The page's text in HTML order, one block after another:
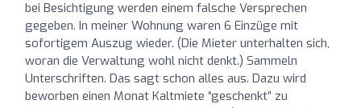
bei Besichtigung werden einem falsche Versprechen
gegeben. In meiner Wohnung waren 6 Einzüge mit
sofortigem Auszug wieder. (Die Mieter unterhalten sich,
woran die Verwaltung wohl nicht denkt.) Sammeln
Unterschriften. Das sagt schon alles aus. Dazu wird
beworben einen Monat Kaltmiete “geschenkt” zu